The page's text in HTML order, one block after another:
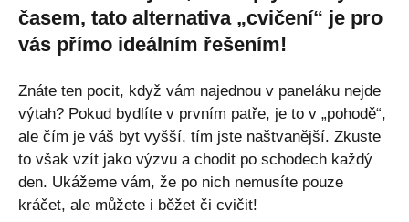
časem, tato alternativa „cvičení“ je pro
vás přímo ideálním řešením!
Znáte ten pocit, když vám najednou v paneláku nejde
výtah? Pokud bydlíte v prvním patře, je to v „pohodě“,
ale čím je váš byt vyšší, tím jste naštvanější. Zkuste
to však vzít jako výzvu a chodit po schodech každý
den. Ukážeme vám, že po nich nemusíte pouze
kráčet, ale můžete i běžet či cvičit!